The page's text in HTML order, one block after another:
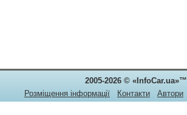
2005-2026 © «InfoCar.ua»™
Розміщення інформації
Контакти Автори